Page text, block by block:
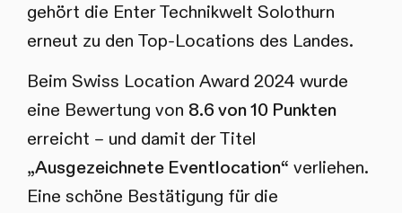
gehört die Enter Technikwelt Solothurn
erneut zu den Top-Locations des Landes.
Beim Swiss Location Award 2024 wurde
eine Bewertung von 8.6 von 10 Punkten
erreicht – und damit der Titel
„Ausgezeichnete Eventlocation“ verliehen.
Eine schöne Bestätigung für die